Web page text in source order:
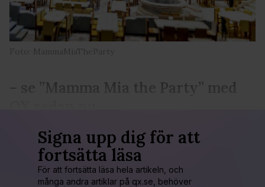
– se ”Mamma Mia the Party” med
Signa upp dig för att
fortsätta läsa
För att fortsätta läsa hela artikeln, och
många andra artiklar på qx.se, behöver